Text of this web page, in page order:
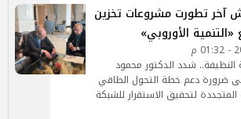
آخر تطورت مشروعات تخزين
الأوروبي»
النظيفة.. شدد الدكتور محمود
ضرورة دعم خطة التحول الطاقي
لتحقيق الاستقرار للشبكة